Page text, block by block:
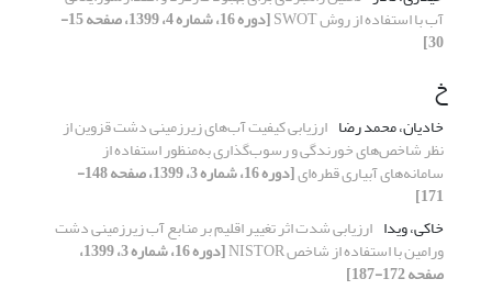
آب با استفاده از روش SWOT [دوره 16، شماره 4، 1399، صفحه 15-
30]
خ
خادیان، محمد رضا ارزیابی کیفیت آب‌های زیرزمینی دشت قزوین از
نظر شاخص‌های خورندگی و رسوب‌گذاری به‌منظور استفاده از
سامانه‌های آبیاری قطره‌ای [دوره 16، شماره 3، 1399، صفحه 148-
171]
خاکی، ویدا ارزیابی شدت اثر تغییر اقلیم بر منابع آب زیرزمینی دشت
ورامین با استفاده از شاخص NISTOR [دوره 16، شماره 3، 1399،
صفحه 172-187]